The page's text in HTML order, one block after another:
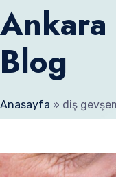
Blog
Anasayfa » diş